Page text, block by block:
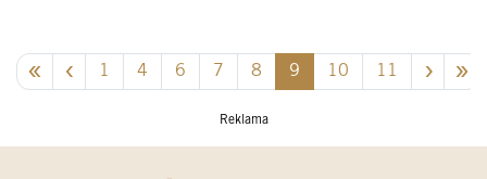
1 4 6 7 8 9 10 11
Reklama